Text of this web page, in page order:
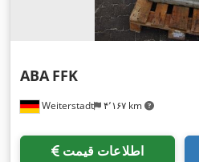
Weiterstadt ۴٬۱۶۷ km
ABA FFK
اطلاعات قیمت